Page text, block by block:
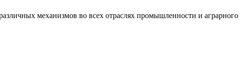
механизмов во всех отраслях промышленности и аграрного